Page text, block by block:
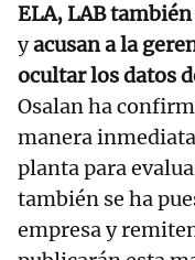
ELA, LAB
yacusan a la
ocultar los datos
Osalan ha
manera
planta para
también se ha
empresa y